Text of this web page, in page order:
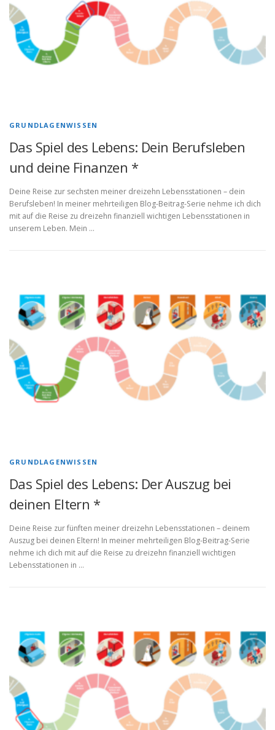
GRUNDLAGENWISSEN
Das Spiel des Lebens: Dein Berufsleben
und deine Finanzen *
Deine Reise zur sechsten meiner dreizehn Lebensstationen – dein
Berufsleben! In meiner mehrteiligen Blog-Beitrag-Serie nehme ich dich
mit auf die Reise zu dreizehn finanziell wichtigen Lebensstationen in
unserem Leben. Mein …
GRUNDLAGENWISSEN
Das Spiel des Lebens: Der Auszug bei
deinen Eltern *
Deine Reise zur fünften meiner dreizehn Lebensstationen – deinem
Auszug bei deinen Eltern! In meiner mehrteiligen Blog-Beitrag-Serie
nehme ich dich mit auf die Reise zu dreizehn finanziell wichtigen
Lebensstationen in …